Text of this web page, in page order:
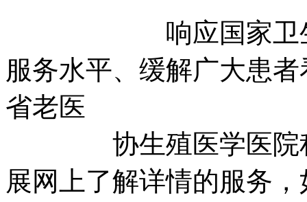
响应国家卫生部
服务水平、缓解广大患
省老医
协生殖医学医院积
展网上了解详情的服务